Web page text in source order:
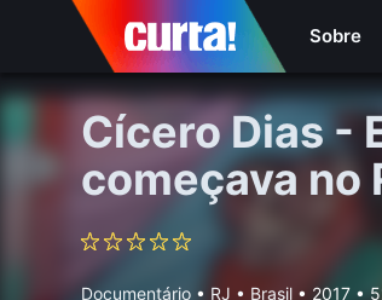
Sobre
Cícero Dias -
começava no
Documentário • RJ • Brasil • 2017 •